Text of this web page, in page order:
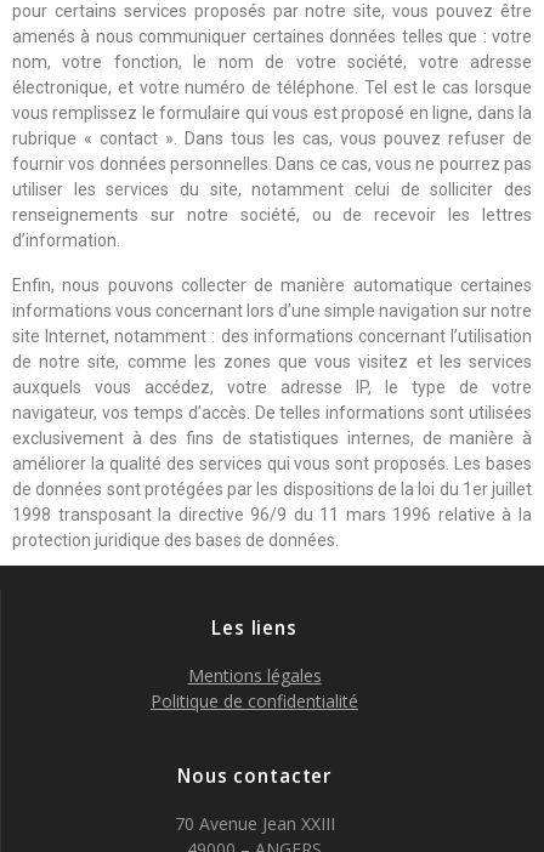
pour certains services proposés par notre site, vous pouvez être
amenés à nous communiquer certaines données telles que : votre
nom, votre fonction, le nom de votre société, votre adresse
électronique, et votre numéro de téléphone. Tel est le cas lorsque
vous remplissez le formulaire qui vous est proposé en ligne, dans la
rubrique « contact ». Dans tous les cas, vous pouvez refuser de
fournir vos données personnelles. Dans ce cas, vous ne pourrez pas
utiliser les services du site, notamment celui de solliciter des
renseignements sur notre société, ou de recevoir les lettres
d’information.
Enfin, nous pouvons collecter de manière automatique certaines
informations vous concernant lors d’une simple navigation sur notre
site Internet, notamment : des informations concernant l’utilisation
de notre site, comme les zones que vous visitez et les services
auxquels vous accédez, votre adresse IP, le type de votre
navigateur, vos temps d’accès. De telles informations sont utilisées
exclusivement à des fins de statistiques internes, de manière à
améliorer la qualité des services qui vous sont proposés. Les bases
de données sont protégées par les dispositions de la loi du 1er juillet
1998 transposant la directive 96/9 du 11 mars 1996 relative à la
protection juridique des bases de données.
Les liens
Mentions légales
Politique de confidentialité
Nous contacter
70 Avenue Jean XXIII